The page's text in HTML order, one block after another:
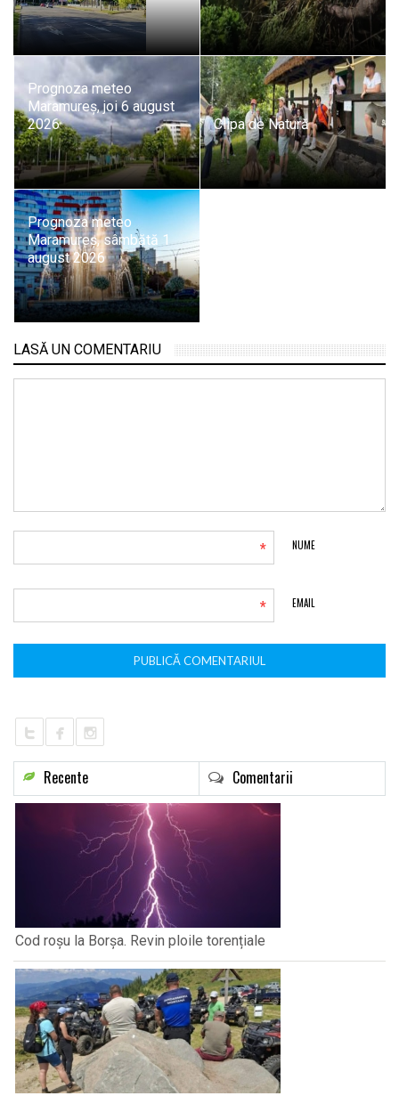
Prognoza meteo
Maramureș, joi 6 august
2026
Clipa de Natură
Prognoza meteo
Maramureș, sâmbătă 1
august 2026
LASĂ UN COMENTARIU
NUME
*
EMAIL
*
Recente Comentarii
Cod roșu la Borșa. Revin ploile torențiale